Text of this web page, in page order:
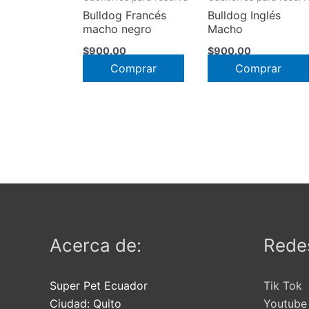
Bulldog Francés
macho negro
$900.00
Comprar
Bulldog Inglés
Macho
$900.00
Comprar
Acerca de:
Super Pet Ecuador
Ciudad: Quito
Tik Tok
Youtube